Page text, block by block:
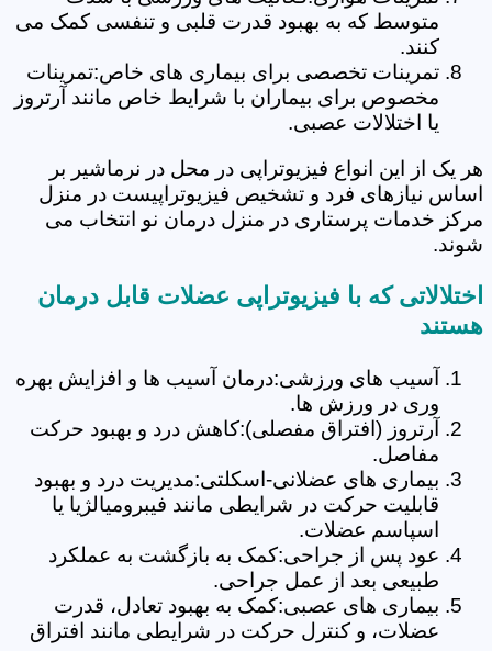
متوسط که به بهبود قدرت قلبی و تنفسی کمک می
کنند.
تمرینات تخصصی برای بیماری های خاص:تمرینات
مخصوص برای بیماران با شرایط خاص مانند آرتروز
یا اختلالات عصبی.
هر یک از این انواع فیزیوتراپی در محل در نرماشیر بر
اساس نیازهای فرد و تشخیص فیزیوتراپیست در منزل
مرکز خدمات پرستاری در منزل درمان نو انتخاب می
شوند.
اختلالاتی که با فیزیوتراپی عضلات قابل درمان
هستند
آسیب های ورزشی:درمان آسیب ها و افزایش بهره
وری در ورزش ها.
آرتروز (افتراق مفصلی):کاهش درد و بهبود حرکت
مفاصل.
بیماری های عضلانی-اسکلتی:مدیریت درد و بهبود
قابلیت حرکت در شرایطی مانند فیبرومیالژیا یا
اسپاسم عضلات.
عود پس از جراحی:کمک به بازگشت به عملکرد
طبیعی بعد از عمل جراحی.
بیماری های عصبی:کمک به بهبود تعادل، قدرت
عضلات، و کنترل حرکت در شرایطی مانند افتراق